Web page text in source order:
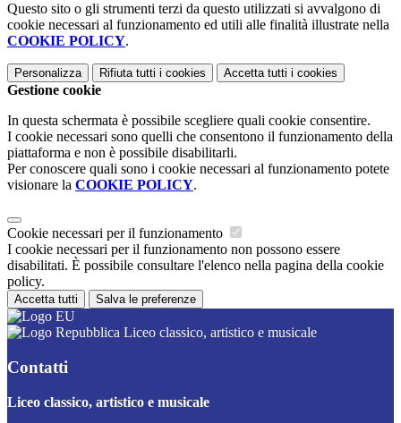
Questo sito o gli strumenti terzi da questo utilizzati si avvalgono di
cookie necessari al funzionamento ed utili alle finalità illustrate nella
COOKIE POLICY.
Personalizza Rifiuta tutti i cookies Accetta tutti i cookies
Gestione cookie
In questa schermata è possibile scegliere quali cookie consentire.
I cookie necessari sono quelli che consentono il funzionamento della
piattaforma e non è possibile disabilitarli.
Per conoscere quali sono i cookie necessari al funzionamento potete
visionare la COOKIE POLICY.
Cookie necessari per il funzionamento
I cookie necessari per il funzionamento non possono essere
disabilitati. È possibile consultare l'elenco nella pagina della cookie
policy.
Accetta tutti Salva le preferenze
Liceo classico, artistico e musicale
Contatti
Liceo classico, artistico e musicale